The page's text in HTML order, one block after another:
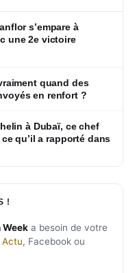
s’empare à
une 2e victoire
quand des
en renfort ?
à Dubaï, ce chef
qu’il a rapporté dans
!
Week a besoin de votre
Actu, Facebook ou